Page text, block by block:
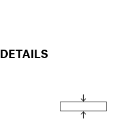
DETAILS